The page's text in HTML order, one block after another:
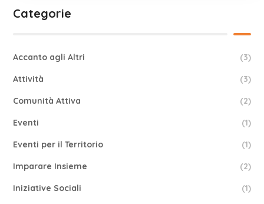
Categorie
Accanto agli Altri (3)
Attività (3)
Comunità Attiva (2)
Eventi (1)
Eventi per il Territorio (1)
Imparare Insieme (2)
Iniziative Sociali (1)